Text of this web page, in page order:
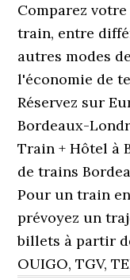
Comparez
train, entre
autres modes
l'économie de
Réservez sur
Bordeaux-
Train + Hôtel à
de trains
Pour un train
prévoyez un
billets à partir
OUIGO, TGV,